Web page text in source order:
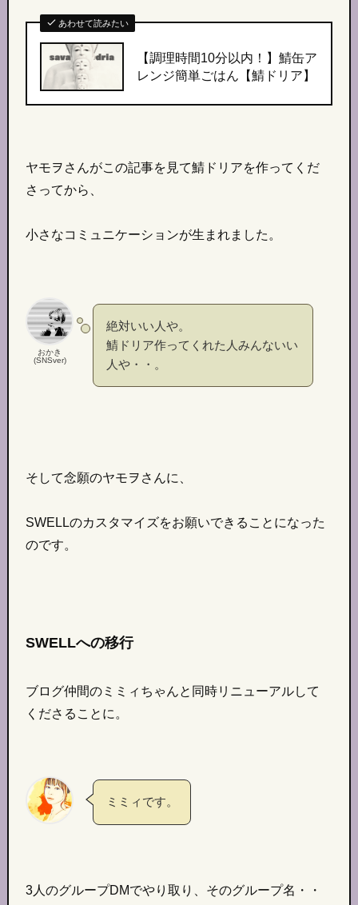
あわせて読みたい
【調理時間10分以内！】 鯖缶ア
レンジ簡単ごはん 【鯖ドリア】
ヤモヲさんがこの記事を見て鯖ドリアを作ってくだ
さってから、
小さなコミュニケーションが生まれました。
おかき
(SNSver)
絶対いい人や。
鯖ドリア作ってくれた人みんないい
人や・・。
そして念願のヤモヲさんに、
SWELLのカスタマイズをお願いできることになった
のです。
SWELLへの移行
ブログ仲間のミミィちゃんと同時リニューアルして
くださることに。
ミミィです。
3人のグループDMでやり取り、そのグループ名・・